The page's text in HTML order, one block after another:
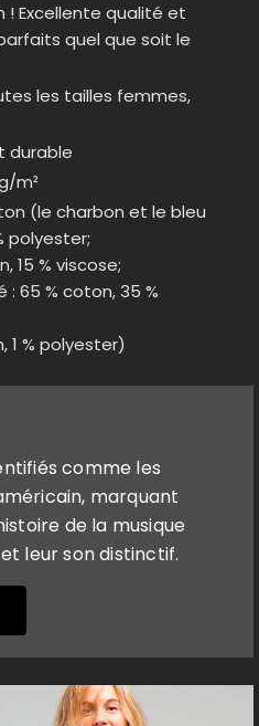
Excellente qualité et
quel que soit le
les tailles femmes,
durable
m²
(le charbon et le bleu
polyester;
15 % viscose;
65 % coton, 35 %
1 % polyester)
comme les
marquant
de la musique
leur son distinctif.